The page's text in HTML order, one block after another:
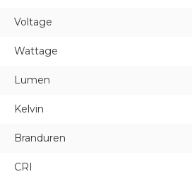
Voltage
Wattage
Lumen
Kelvin
Branduren
CRI